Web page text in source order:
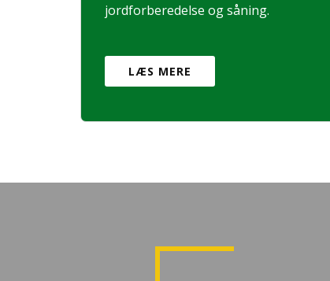
jordforberedelse og såning.
LÆS MERE